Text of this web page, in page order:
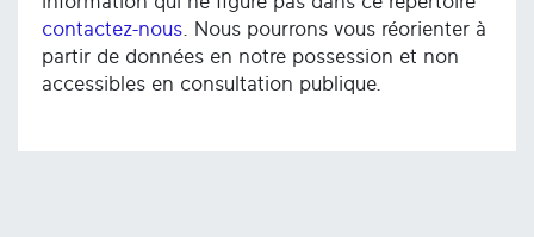
contactez-nous . Nous pourrons vous réorienter à
partir de données en notre possession et non
accessibles en consultation publique.